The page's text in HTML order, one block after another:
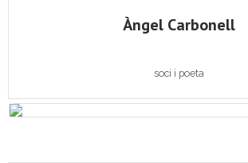
Àngel Carbonell
soci i poeta